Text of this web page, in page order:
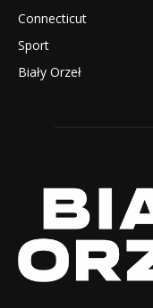
Connecticut
Sport
Biały Orzeł